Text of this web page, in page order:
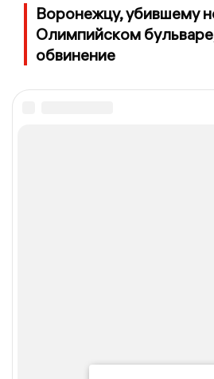
Воронежцу, убившему
Олимпийском
обвинение